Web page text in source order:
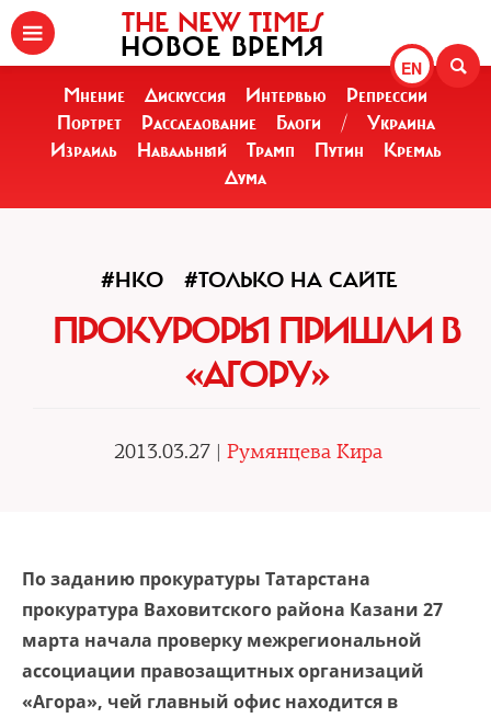
EN
THE NEW TIMES
НОВОЕ ВРЕМЯ
Мнение Дискуссия Интервью
Репрессии
Портрет
Расследование Блоги /
Украина
Израиль
Навальный Трамп Путин
Кремль
Дума
#НКО #ТОЛЬКО НА САЙТЕ
ПРОКУРОРЫ ПРИШЛИ В
«АГОРУ»
2013.03.27 | Румянцева Кира
По заданию прокуратуры Татарстана
прокуратура Ваховитского района Казани 27
марта начала проверку межрегиональной
ассоциации правозащитных организаций
«Агора», чей главный офис находится в